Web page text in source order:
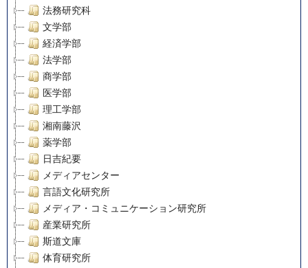
法務研究科
文学部
経済学部
法学部
商学部
医学部
理工学部
湘南藤沢
薬学部
日吉紀要
メディアセンター
言語文化研究所
メディア・コミュニケーション研究所
産業研究所
斯道文庫
体育研究所